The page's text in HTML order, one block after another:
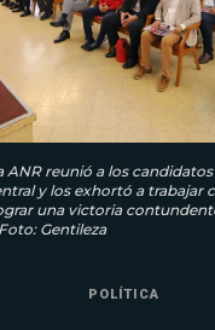
ANR reunió a los candidatos
y los exhortó a trabajar
una victoria
Gentileza
POLÍTICA